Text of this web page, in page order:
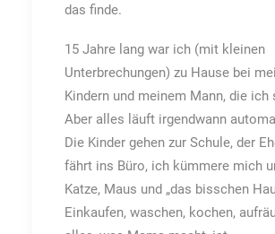
das finde.
15 Jahre lang war ich (mit kleinen
Unterbrechungen) zu Hause bei
Kindern und meinem Mann, die ich
Aber alles läuft irgendwann
Die Kinder gehen zur Schule, der
fährt ins Büro, ich kümmere mich
Katze, Maus und „das bisschen
Einkaufen, waschen, kochen,